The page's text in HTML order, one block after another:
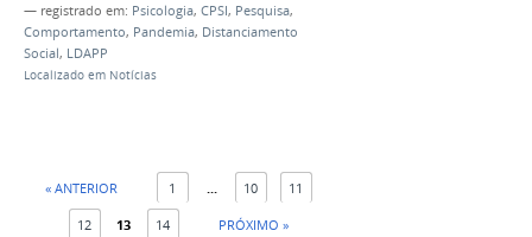
— registrado em: Psicologia, CPSI, Pesquisa,
Comportamento, Pandemia, Distanciamento
Social, LDAPP
Localizado em Notícias
« ANTERIOR 1 ... 10 11
12 13 14 PRÓXIMO »